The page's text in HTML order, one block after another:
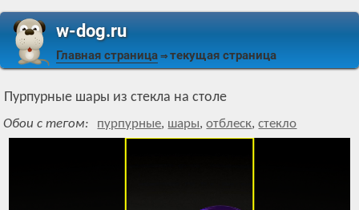
w-dog.ru
Главная страница ⇒ текущая страница
Пурпурные шары из стекла на столе
Обои с тегом: пурпурные, шары,отблеск,стекло